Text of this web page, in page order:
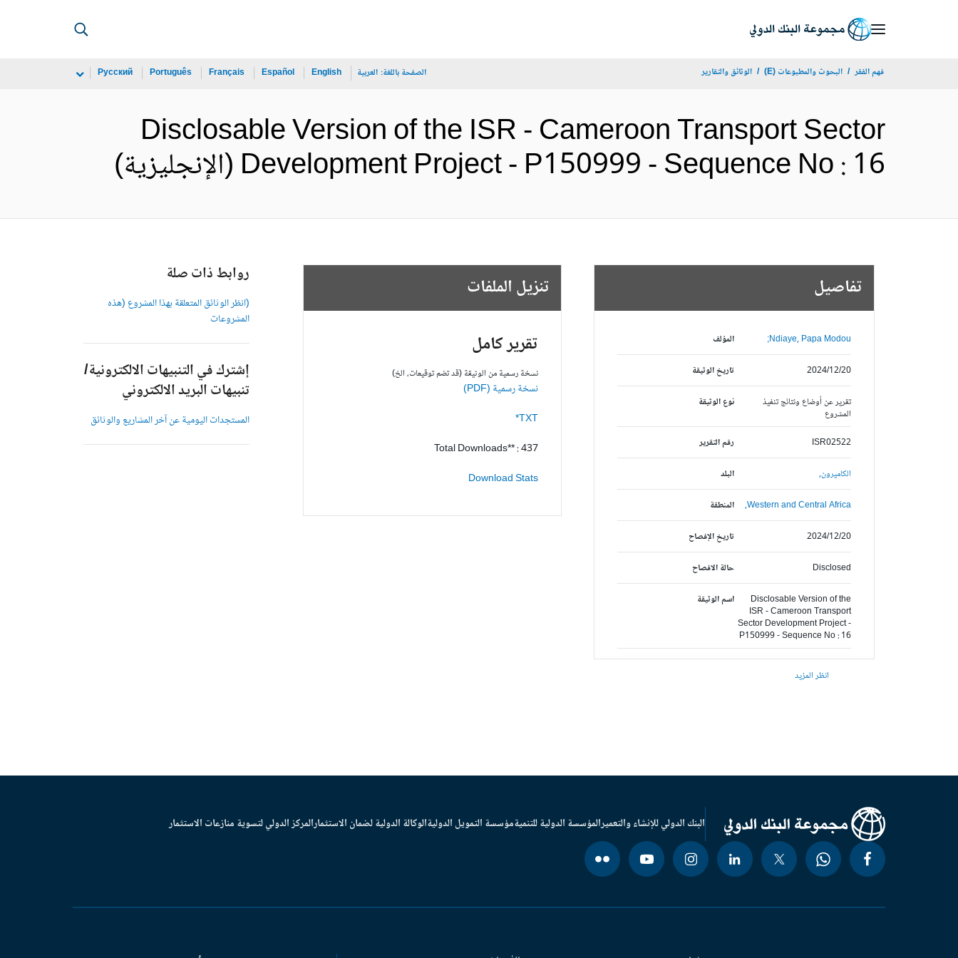
فهم الفقر البحوث والمطبوعات (E) الوثائق والتقارير الصفحة باللغة: العربية English
Español
Français
Português
Русский
Disclosable Version of the ISR - Cameroon Transport Sector
Development Project - P150999 - Sequence No : 16 (الإنجليزية)
تفاصيل
المؤلف Ndiaye, Papa Modou;
تاريخ الوثيقة 2024/12/20
نوع الوثيقة
تقرير عن أوضاع ونتائج تنفيذ
المشروع
رقم التقرير
ISR02522
البلد الكاميرون,
المنطقة Western and Central Africa,
تاريخ الإفصاح 2024/12/20
حالة الافصاح Disclosed
اسم الوثيقة
Disclosable Version of the
ISR - Cameroon Transport
Sector Development Project -
P150999 - Sequence No : 16
انظر المزيد
تنزيل الملفات
تقرير كامل
نسخة رسمية من الوثيقة (قد تضم توقيعات، الخ)
نسخة رسمية (PDF)
TXT*
Total Downloads** : 437
Download Stats
روابط ذات صلة
(انظر الوثائق المتعلقة بهذا المشروع (هذه
المشروعات
إشترك في التنبيهات الالكترونية/
تنبيهات البريد الالكتروني
المستجدات اليومية عن آخر المشاريع والوثائق
البنك الدولي للإنشاء والتعميرالمؤسسة الدولية للتنميةمؤسسة التمويل الدوليةالوكالة الدولية لضمان الاستثمارالمركز الدولي لتسوية منازعات الاستثمار